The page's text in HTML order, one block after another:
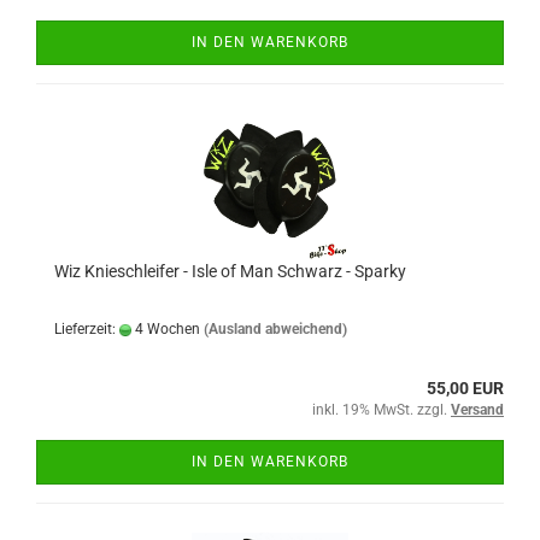
IN DEN WARENKORB
Wiz Knieschleifer - Isle of Man Schwarz - Sparky
Lieferzeit: 4 Wochen (Ausland abweichend)
55,00 EUR
inkl. 19% MwSt. zzgl. Versand
IN DEN WARENKORB